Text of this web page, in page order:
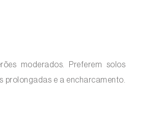
moderados. Preferem solos
prolongadas e a encharcamento.